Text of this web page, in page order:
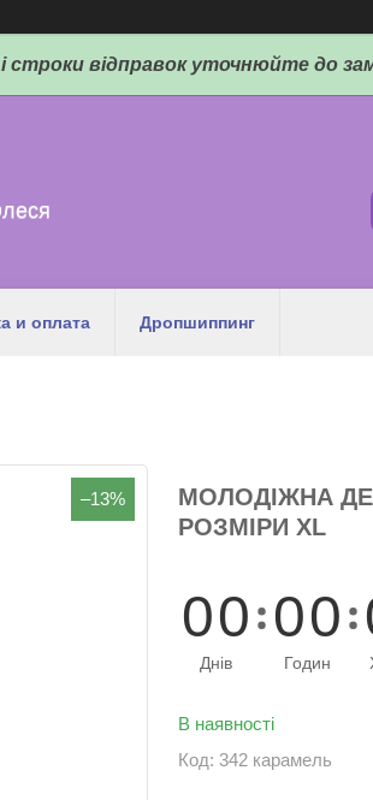
строки відправок уточнюйте до
и оплата Дропшиппинг
–13%
МОЛОДІЖНА
РОЗМІРИ XL
00
Днів
00
Годин
В наявності
Код: 342 карамель